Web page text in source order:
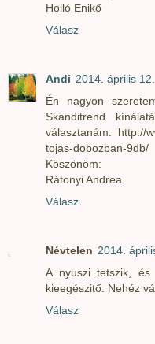
Holló Enikő
Válasz
Andi 2014. április
Én nagyon
Skanditrend
választanám: http://
tojas-dobozban-9db/
Köszönöm:
Rátonyi Andrea
Válasz
Névtelen 2014.
A nyuszi tetszik,
kieegészitő. Nehéz
Válasz